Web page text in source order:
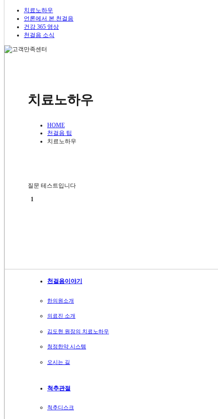
교통사고 후유증
내과질환
소아질환
위장장애
고혈압
갱년기
아토피
천걸음 팁
치료노하우
치료노하우
언론에서 본 천걸음
건강 365 영상
천걸음 소식
치료노하우
HOME
천걸음 팁
치료노하우
질문 테스트입니다
1
천걸음이야기
한의원소개
의료진 소개
김도현 원장의 치료노하우
청정한약 시스템
오시는 길
척추관절
척추디스크